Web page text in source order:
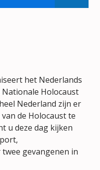
het Nederlands
Nationale Holocaust
Nederland zijn er
de Holocaust te
u deze dag kijken
gevangenen in